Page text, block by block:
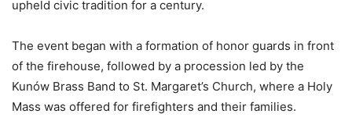
upheld civic tradition for a century.
The event began with a formation of honor guards in front
of the firehouse, followed by a procession led by the
Kunów Brass Band to St. Margaret’s Church, where a Holy
Mass was offered for firefighters and their families.